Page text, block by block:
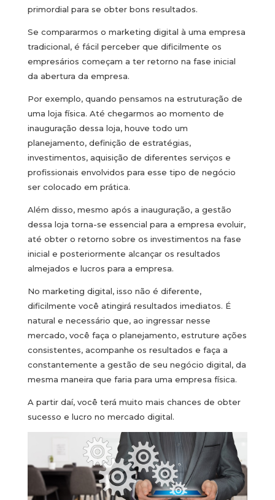
primordial para se obter bons resultados.
Se compararmos o marketing digital à uma empresa
tradicional, é fácil perceber que dificilmente os
empresários começam a ter retorno na fase inicial
da abertura da empresa.
Por exemplo, quando pensamos na estruturação de
uma loja física. Até chegarmos ao momento de
inauguração dessa loja, houve todo um
planejamento, definição de estratégias,
investimentos, aquisição de diferentes serviços e
profissionais envolvidos para esse tipo de negócio
ser colocado em prática.
Além disso, mesmo após a inauguração, a gestão
dessa loja torna-se essencial para a empresa evoluir,
até obter o retorno sobre os investimentos na fase
inicial e posteriormente alcançar os resultados
almejados e lucros para a empresa.
No marketing digital, isso não é diferente,
dificilmente você atingirá resultados imediatos. É
natural e necessário que, ao ingressar nesse
mercado, você faça o planejamento, estruture ações
consistentes, acompanhe os resultados e faça a
constantemente a gestão de seu negócio digital, da
mesma maneira que faria para uma empresa física.
A partir daí, você terá muito mais chances de obter
sucesso e lucro no mercado digital.